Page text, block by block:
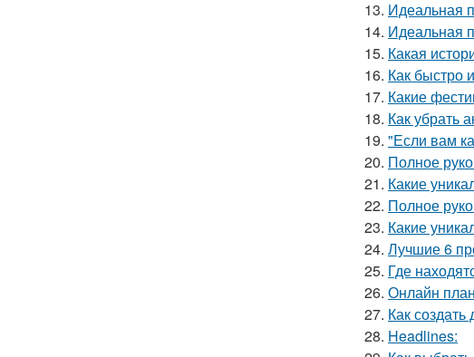
13. Идеальная
14. Идеальная
15. Какая
16. Как быстро
17. Какие
18. Как убрать
19. "Если вам
20. Полное
21. Какие
22. Полное
23. Какие
24. Лучшие 6
25. Где
26. Онлайн
27. Как
28. Headlines: